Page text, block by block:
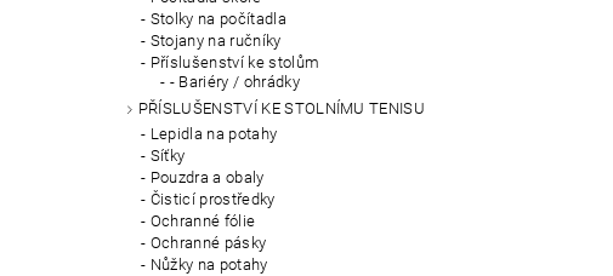
Stolky na počítadla
Stojany na ručníky
Příslušenství ke stolům
- Bariéry / ohrádky
PŘÍSLUŠENSTVÍ KE STOLNÍMU TENISU
Lepidla na potahy
Síťky
Pouzdra a obaly
Čisticí prostředky
Ochranné fólie
Ochranné pásky
Nůžky na potahy